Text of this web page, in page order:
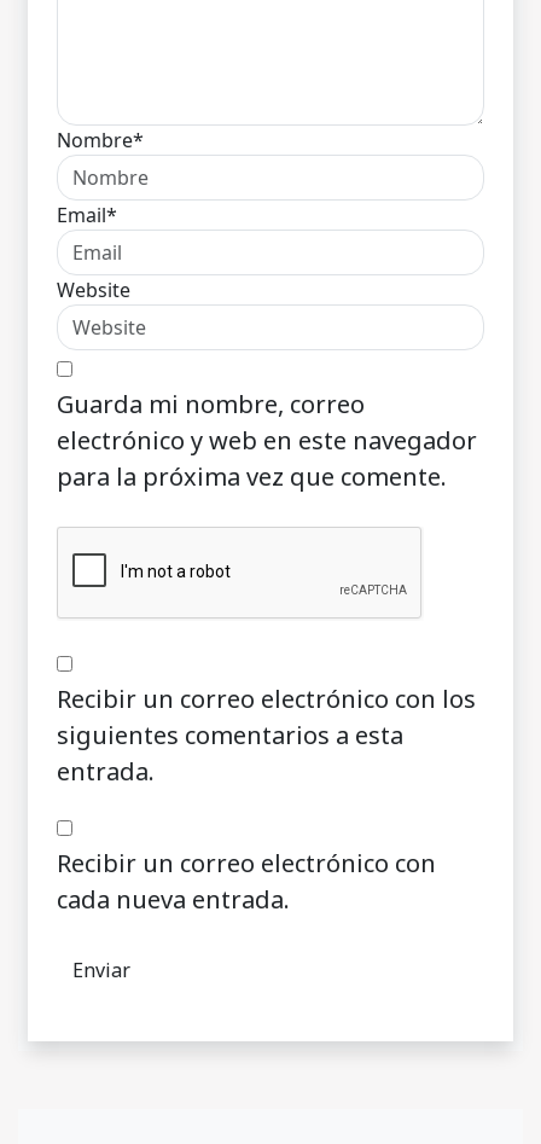
Nombre*
Email*
Website
Guarda mi nombre, correo
electrónico y web en este navegador
para la próxima vez que comente.
Recibir un correo electrónico con los
siguientes comentarios a esta
entrada.
Recibir un correo electrónico con
cada nueva entrada.